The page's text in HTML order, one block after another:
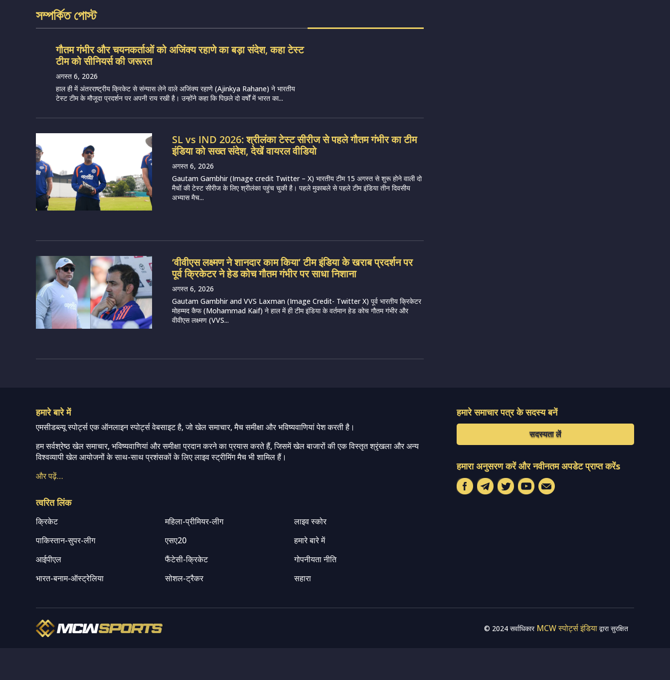
সম্পর্কিত পোস্ট
गौतम गंभीर और चयनकर्ताओं को अजिंक्य रहाणे का बड़ा संदेश, कहा टेस्ट
टीम को सीनियर्स की जरूरत
अगस्त 6, 2026
हाल ही में अंतरराष्ट्रीय क्रिकेट से संन्यास लेने वाले अजिंक्य रहाणे (Ajinkya Rahane) ने भारतीय
टेस्ट टीम के मौजूदा प्रदर्शन पर अपनी राय रखी है। उन्होंने कहा कि पिछले दो वर्षों में भारत का...
SL vs IND 2026: श्रीलंका टेस्ट सीरीज से पहले गौतम गंभीर का टीम
इंडिया को सख्त संदेश, देखें वायरल वीडियो
अगस्त 6, 2026
Gautam Gambhir (Image credit Twitter – X) भारतीय टीम 15 अगस्त से शुरू होने वाली दो
मैचों की टेस्ट सीरीज के लिए श्रीलंका पहुंच चुकी है। पहले मुकाबले से पहले टीम इंडिया तीन दिवसीय
अभ्यास मैच...
‘वीवीएस लक्ष्मण ने शानदार काम किया’ टीम इंडिया के खराब प्रदर्शन पर
पूर्व क्रिकेटर ने हेड कोच गौतम गंभीर पर साधा निशाना
अगस्त 6, 2026
Gautam Gambhir and VVS Laxman (Image Credit- Twitter X) पूर्व भारतीय क्रिकेटर
मोहम्मद कैफ (Mohammad Kaif) ने हाल में ही टीम इंडिया के वर्तमान हेड कोच गौतम गंभीर और
वीवीएस लक्ष्मण (VVS...
हमारे बारे में
एमसीडब्ल्यू स्पोर्ट्स एक ऑनलाइन स्पोर्ट्स वेबसाइट है, जो खेल समाचार, मैच समीक्षा और भविष्यवाणियां पेश करती है।
हम सर्वश्रेष्ठ खेल समाचार, भविष्यवाणियां और समीक्षा प्रदान करने का प्रयास करते हैं, जिसमें खेल बाजारों की एक विस्तृत श्रृंखला और अन्य
विश्वव्यापी खेल आयोजनों के साथ-साथ प्रशंसकों के लिए लाइव स्ट्रीमिंग मैच भी शामिल हैं।
और पढ़ें…
त्वरित लिंक
क्रिकेट महिला-प्रीमियर-लीग
लाइव स्कोर
पाकिस्तान-सुपर-लीग
एसए20
हमारे बारे में
आईपीएल
फैंटेसी-क्रिकेट
गोपनीयता नीति
भारत-बनाम-ऑस्ट्रेलिया
सोशल-ट्रैकर सहारा
हमारे समाचार पत्र के सदस्य बनें
सदस्यता लें
हमारा अनुसरण करें और नवीनतम अपडेट प्राप्त करेंs
© 2024 सर्वाधिकार MCW स्पोर्ट्स इंडिया द्वारा सुरक्षित